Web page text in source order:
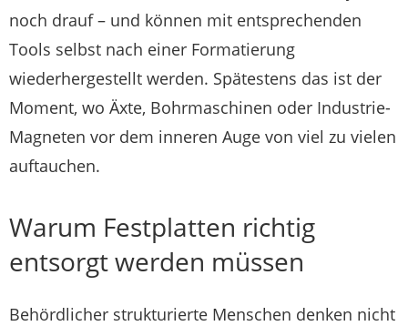
noch drauf – und können mit entsprechenden
Tools selbst nach einer Formatierung
wiederhergestellt werden. Spätestens das ist der
Moment, wo Äxte, Bohrmaschinen oder Industrie-
Magneten vor dem inneren Auge von viel zu vielen
auftauchen.
Warum Festplatten richtig
entsorgt werden müssen
Behördlicher strukturierte Menschen denken nicht